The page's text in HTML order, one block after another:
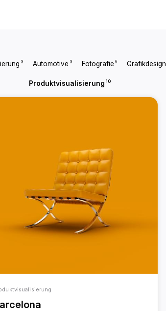
3 Automotive 3 Fotografie 6 Grafikdesign
Produktvisualisierung 10